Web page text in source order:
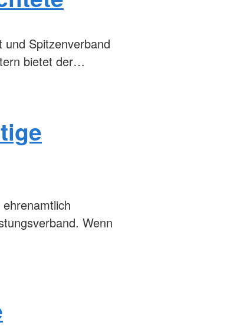
und Spitzenverband
bietet der…
Wenn